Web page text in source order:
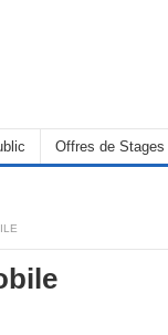
Offres de Stages